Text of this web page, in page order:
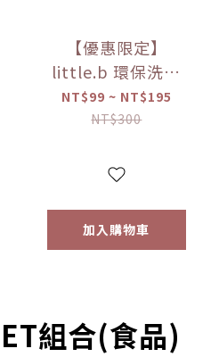
【優惠限定】
little.b 環保洗碗
精-蘆薈馬鞭草
（50ml/100ml）
NT$99 ~ NT$195
NT$300
加入購物車
組合(食品)